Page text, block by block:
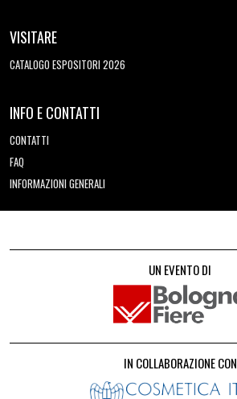
VISITARE
CATALOGO ESPOSITORI 2026
INFO E CONTATTI
CONTATTI
FAQ
INFORMAZIONI GENERALI
UN EVENTO DI
IN COLLABORAZIONE CON